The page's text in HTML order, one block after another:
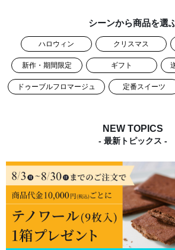
シーンから商品を選
ハロウィン クリスマス
新作・期間限定 ギフト
ドゥーブルフロマージュ 定番スイーツ
NEW TOPICS
- 最新トピックス -